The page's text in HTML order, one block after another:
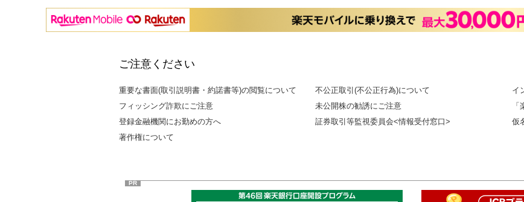
ご注意ください
重要な書面(取引説明書・約諾書等)の閲覧について
フィッシング詐欺にご注意
登録金融機関にお勤めの方へ
著作権について
不公正取引(不公正行為)について
未公開株の勧誘にご注意
証券取引等監視委員会<情報受付窓口>
イ
仮
PR